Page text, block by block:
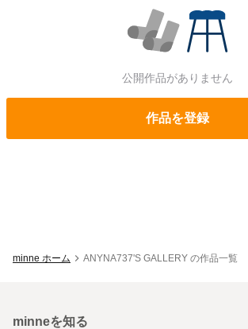
公開作品がありません
作品を登録
minne ホーム ANYNA737'S GALLERY の作品一覧
minneを知る